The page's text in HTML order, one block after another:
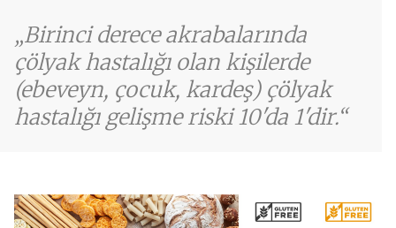
Birinci derece akrabalarında
çölyak hastalığı olan kişilerde
(ebeveyn, çocuk, kardeş) çölyak
hastalığı gelişme riski 10'da 1'dir.